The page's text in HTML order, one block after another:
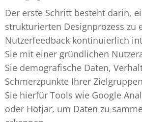
Der erste Schritt besteht darin,
strukturierten Designprozess zu
Nutzerfeedback kontinuierlich
Sie mit einer gründlichen
Sie demografische Daten,
Schmerzpunkte Ihrer
Sie hierfür Tools wie Google
oder Hotjar, um Daten zu